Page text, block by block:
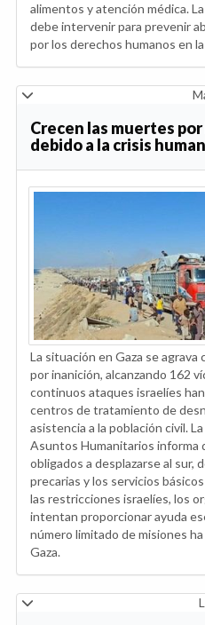
alimentos y atención médica.
debe intervenir para prevenir
por los derechos humanos en
Crecen las muertes
debido a la crisis
La situación en Gaza se
por inanición, alcanzando 162
continuos ataques israelíes
centros de tratamiento de
asistencia a la población civil.
Asuntos Humanitarios informa
obligados a desplazarse al sur,
precarias y los servicios
las restricciones israelíes, los
intentan proporcionar ayuda
número limitado de misiones
Gaza.